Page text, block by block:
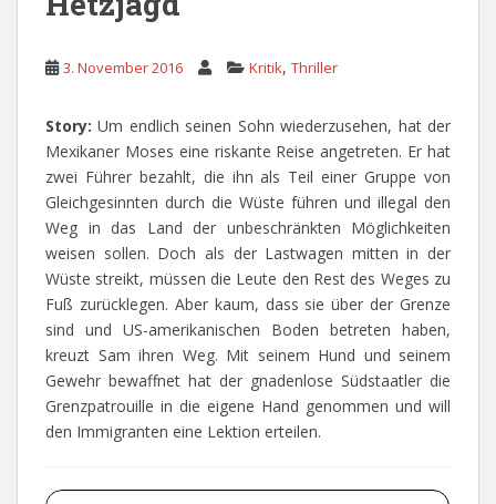
3. November 2016 Kritik, Thriller
Story:Um endlich seinen Sohn wiederzusehen, hat der
Mexikaner Moses eine riskante Reise angetreten. Er hat
zwei Führer bezahlt, die ihn als Teil einer Gruppe von
Gleichgesinnten durch die Wüste führen und illegal den
Weg in das Land der unbeschränkten Möglichkeiten
weisen sollen. Doch als der Lastwagen mitten in der
Wüste streikt, müssen die Leute den Rest des Weges zu
Fuß zurücklegen. Aber kaum, dass sie über der Grenze
sind und US-amerikanischen Boden betreten haben,
kreuzt Sam ihren Weg. Mit seinem Hund und seinem
Gewehr bewaffnet hat der gnadenlose Südstaatler die
Grenzpatrouille in die eigene Hand genommen und will
den Immigranten eine Lektion erteilen.